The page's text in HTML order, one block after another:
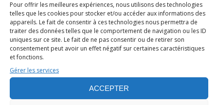
Pour offrir les meilleures expériences, nous utilisons des technologies
telles que les cookies pour stocker et/ou accéder aux informations des
appareils. Le fait de consentir à ces technologies nous permettra de
traiter des données telles que le comportement de navigation ou les ID
uniques sur ce site. Le fait de ne pas consentir ou de retirer son
consentement peut avoir un effet négatif sur certaines caractéristiques
et fonctions.
Gérer les services
ACCEPTER
Publié le 23 Juin 2025 /
0
/
Stéphane JAILLIARD
MARIO KART WORLD : TEST DU
JEU ET ASTUCES PRATIQUES
Jeux de course,Test de jeu vidéo